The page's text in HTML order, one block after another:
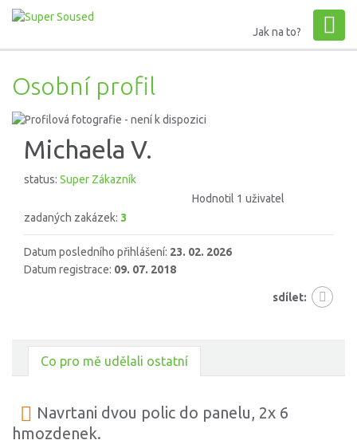
Jak na to?
Osobní profil
Michaela V.
status: Super Zákazník
Hodnotil 1 uživatel
zadaných zakázek: 3
Datum posledního přihlášení: 23. 02. 2026
Datum registrace: 09. 07. 2018
sdílet:
Co pro mě udělali ostatní
Navrtani dvou polic do panelu, 2x 6
hmozdenek.